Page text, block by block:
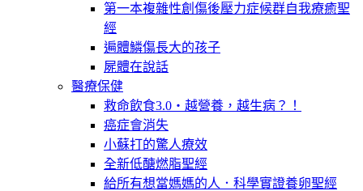
第一本複雜性創傷後壓力症候群自我療癒聖
經
遍體鱗傷長大的孩子
屍體在說話
醫療保健
救命飲食3.0‧越營養，越生病？！
癌症會消失
小蘇打的驚人療效
全新低醣燃脂聖經
給所有想當媽媽的人．科學實證養卵聖經